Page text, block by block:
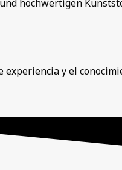
experiencia y el